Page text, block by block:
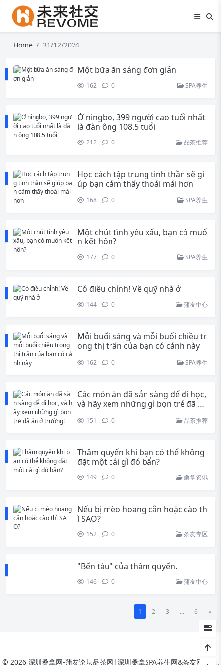
Home 31/12/2024
Một bữa ăn sáng đơn giản
162 0 SPA养生
Ở ningbo, 399 người cao tuổi nhất
là đàn ông 108.5 tuổi
212 0 品茶推荐
Học cách tập trung tinh thần sẽ gi
úp bạn cảm thấy thoải mái hơn
168 0 SPA养生
Một chút tình yêu xấu, bạn có muố
n kết hôn?
177 0 SPA养生
Có điều chỉnh! Về quỹ nhà ở
144 0 蒲友中心
Mỗi buổi sáng và mỗi buổi chiều tr
ong thị trấn của bạn có cảnh này
162 0 SPA养生
Các món ăn đã sẵn sàng để đi học,
và hãy xem những gì bọn trẻ đã ăn
151 0 品茶推荐
Thâm quyến khi bạn có thể không
đặt một cái gì đó bẩn?
149 0 桑拿资讯
Nếu bị mèo hoang cắn hoặc cào th
ì SAO?
152 0 条友专区
"Bến tàu" của thâm quyến.
146 0 蒲友中心
1 2 3 ... 6 »
© 2026 深圳桑拿网-蒲友论坛品茶网|深圳桑拿SPA养生网&条友网论坛.